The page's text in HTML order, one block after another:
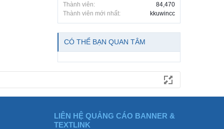
Thành viên:
84,470
Thành viên mới nhất:
kkuwincc
CÓ THỂ BẠN QUAN TÂM
LIÊN HỆ QUẢNG CÁO BANNER &
TEXTLINK